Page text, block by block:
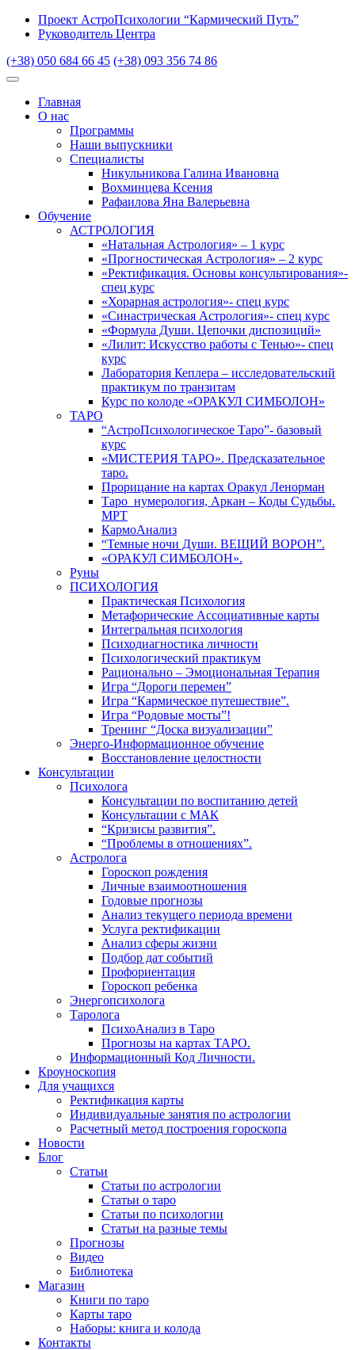
Проект АстроПсихологии “Кармический Путь”
Руководитель Центра
(+38) 050 684 66 45 (+38) 093 356 74 86
Главная
О нас
Программы
Наши выпускники
Специалисты
Никульникова Галина Ивановна
Вохминцева Ксения
Рафаилова Яна Валерьевна
Обучение
АСТРОЛОГИЯ
«Натальная Астрология» – 1 курс
«Прогностическая Астрология» – 2 курс
«Ректификация. Основы консультирования»-
спец курс
«Хорарная астрология»- спец курс
«Синастрическая Астрология»- спец курс
«Формула Души. Цепочки диспозиций»
«Лилит: Искусство работы с Тенью»- спец
курс
Лаборатория Кеплера – исследовательский
практикум по транзитам
Курс по колоде «ОРАКУЛ СИМБОЛОН»
ТАРО
“АстроПсихологическое Таро”- базовый
курс
«МИСТЕРИЯ ТАРО». Предсказательное
таро.
Прорицание на картах Оракул Ленорман
Таро_нумерология, Аркан – Коды Судьбы.
МРТ
КармоАнализ
“Темные ночи Души. ВЕЩИЙ ВОРОН”.
«ОРАКУЛ СИМБОЛОН».
Руны
ПСИХОЛОГИЯ
Практическая Психология
Метафорические Ассоциативные карты
Интегральная психология
Психодиагностика личности
Психологический практикум
Рационально – Эмоциональная Терапия
Игра “Дороги перемен”
Игра “Кармическое путешествие”.
Игра “Родовые мосты”!
Тренинг “Доска визуализации”
Энерго-Информационное обучение
Восстановление целостности
Консультации
Психолога
Консультации по воспитанию детей
Консультации с МАК
“Кризисы развития”.
“Проблемы в отношениях”.
Астролога
Гороскоп рождения
Личные взаимоотношения
Годовые прогнозы
Анализ текущего периода времени
Услуга ректификации
Анализ сферы жизни
Подбор дат событий
Профориентация
Гороскоп ребенка
Энергопсихолога
Таролога
ПсихоАнализ в Таро
Прогнозы на картах ТАРО.
Информационный Код Личности.
Кроуноскопия
Для учащихся
Ректификация карты
Индивидуальные занятия по астрологии
Расчетный метод построения гороскопа
Новости
Блог
Статьи
Статьи по астрологии
Статьи о таро
Статьи по психологии
Статьи на разные темы
Прогнозы
Видео
Библиотека
Магазин
Книги по таро
Карты таро
Наборы: книга и колода
Контакты